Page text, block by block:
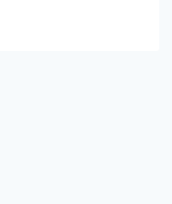
Sorpresa
el portero chileno